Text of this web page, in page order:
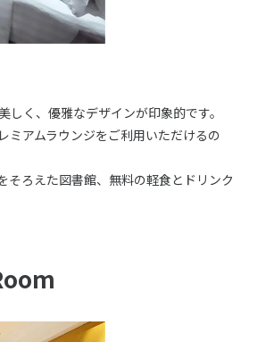
く、優雅なデザインが印象的です。
ミアムラウンジをご利用いただけるの
そろえた図書館、無料の軽食とドリンク